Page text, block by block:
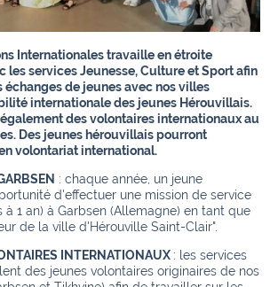
Internationales travaille en étroite
les services Jeunesse, Culture et Sport afin
de jeunes avec nos villes
internationale des jeunes Hérouvillais.
des volontaires internationaux au
Des jeunes hérouvillais pourront
volontariat international.
: chaque année, un jeune
d'effectuer une mission de service
à 1 an) à Garbsen (Allemagne) en tant que
de la ville d'Hérouville Saint-Clair".
INTERNATIONAUX : les services
des jeunes volontaires originaires de nos